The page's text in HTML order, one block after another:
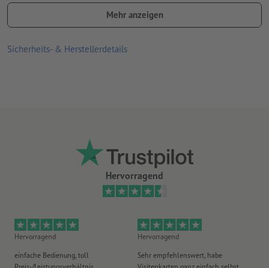
Lochung erfolgt gemäß Leserichtung nur am Kopf
Druckprodukte auf Recyclingpapier sind ohne Aufpreis
Mehr anzeigen
Sicherheits- & Herstellerdetails
Hervorragend
Hervorragend
einfache Bedienung, toll
Hervorragend
Sehr empfehlenswert, habe